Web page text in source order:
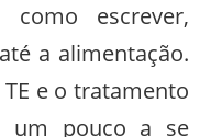
escrever,
a alimentação.
e o tratamento
um pouco a se